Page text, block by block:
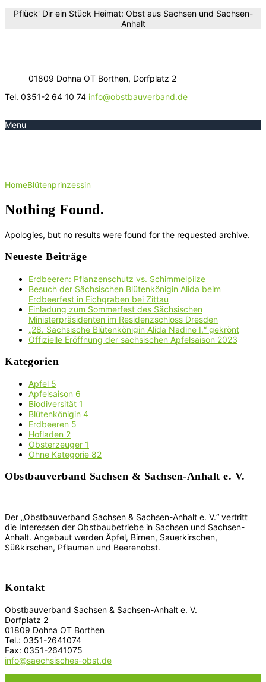
Pflück' Dir ein Stück Heimat: Obst aus Sachsen und Sachsen-
Anhalt
01809 Dohna OT Borthen, Dorfplatz 2
Tel. 0351-2 64 10 74 info@obstbauverband.de
Menu
HomeBlütenprinzessin
Nothing Found.
Apologies, but no results were found for the requested archive.
Neueste Beiträge
Erdbeeren: Pflanzenschutz vs. Schimmelpilze
Besuch der Sächsischen Blütenkönigin Alida beim
Erdbeerfest in Eichgraben bei Zittau
Einladung zum Sommerfest des Sächsischen
Ministerpräsidenten im Residenzschloss Dresden
„28. Sächsische Blütenkönigin Alida Nadine I.“ gekrönt
Offizielle Eröffnung der sächsischen Apfelsaison 2023
Kategorien
Apfel 5
Apfelsaison 6
Biodiversität 1
Blütenkönigin 4
Erdbeeren 5
Hofladen 2
Obsterzeuger 1
Ohne Kategorie 82
Obstbauverband Sachsen & Sachsen-Anhalt e. V.
Der „Obstbauverband Sachsen & Sachsen-Anhalt e. V.“ vertritt
die Interessen der Obstbaubetriebe in Sachsen und Sachsen-
Anhalt. Angebaut werden Äpfel, Birnen, Sauerkirschen,
Süßkirschen, Pflaumen und Beerenobst.
Kontakt
Obstbauverband Sachsen & Sachsen-Anhalt e. V.
Dorfplatz 2
01809 Dohna OT Borthen
Tel.: 0351-2641074
Fax: 0351-2641075
info@saechsisches-obst.de